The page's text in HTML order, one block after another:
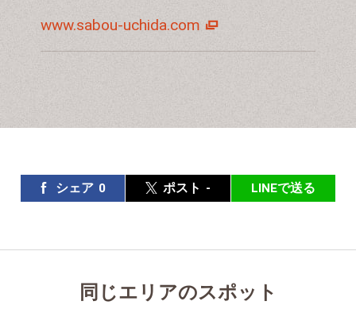
www.sabou-uchida.com
シェア 0 ポスト - LINEで送る
同じエリアのスポット